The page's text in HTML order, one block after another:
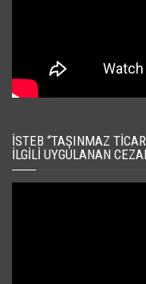
İSTEB “TAŞINMAZ
İLGILI UYGULANAN